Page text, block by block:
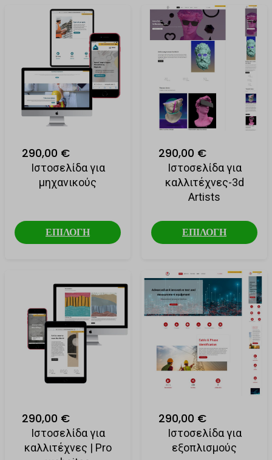
290,00 €
Ιστοσελίδα για
μηχανικούς
ΕΠΙΛΟΓΗ
290,00 €
Ιστοσελίδα για
καλλιτέχνες-3d
Artists
ΕΠΙΛΟΓΗ
290,00 €
Ιστοσελίδα για
καλλιτέχνες | Pro
290,00 €
Ιστοσελίδα για
εξοπλισμούς